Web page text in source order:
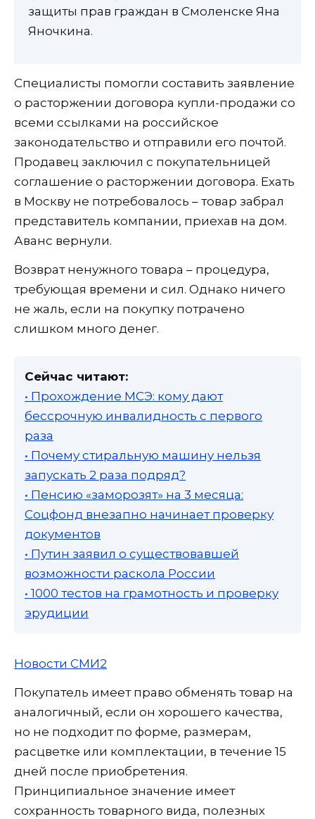
защиты прав граждан в Смоленске Яна
Яночкина.
Специалисты помогли составить заявление
о расторжении договора купли-продажи со
всеми ссылками на российское
законодательство и отправили его почтой.
Продавец заключил с покупательницей
соглашение о расторжении договора. Ехать
в Москву не потребовалось – товар забрал
представитель компании, приехав на дом.
Аванс вернули.
Возврат ненужного товара – процедура,
требующая времени и сил. Однако ничего
не жаль, если на покупку потрачено
слишком много денег.
Сейчас читают:
• Прохождение МСЭ: кому дают
бессрочную инвалидность с первого
раза
• Почему стиральную машину нельзя
запускать 2 раза подряд?
• Пенсию «заморозят» на 3 месяца:
Соцфонд внезапно начинает проверку
документов
• Путин заявил о существовавшей
возможности раскола России
• 1000 тестов на грамотность и проверку
эрудиции
Новости СМИ2
Покупатель имеет право обменять товар на
аналогичный, если он хорошего качества,
но не подходит по форме, размерам,
расцветке или комплектации, в течение 15
дней после приобретения.
Принципиальное значение имеет
сохранность товарного вида, полезных